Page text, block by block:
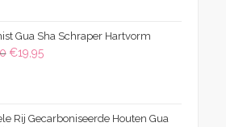
Gua Sha Schraper Hartvorm
Oorspronkelijke
€19,95Huidige
Rij Gecarboniseerde Houten Gua